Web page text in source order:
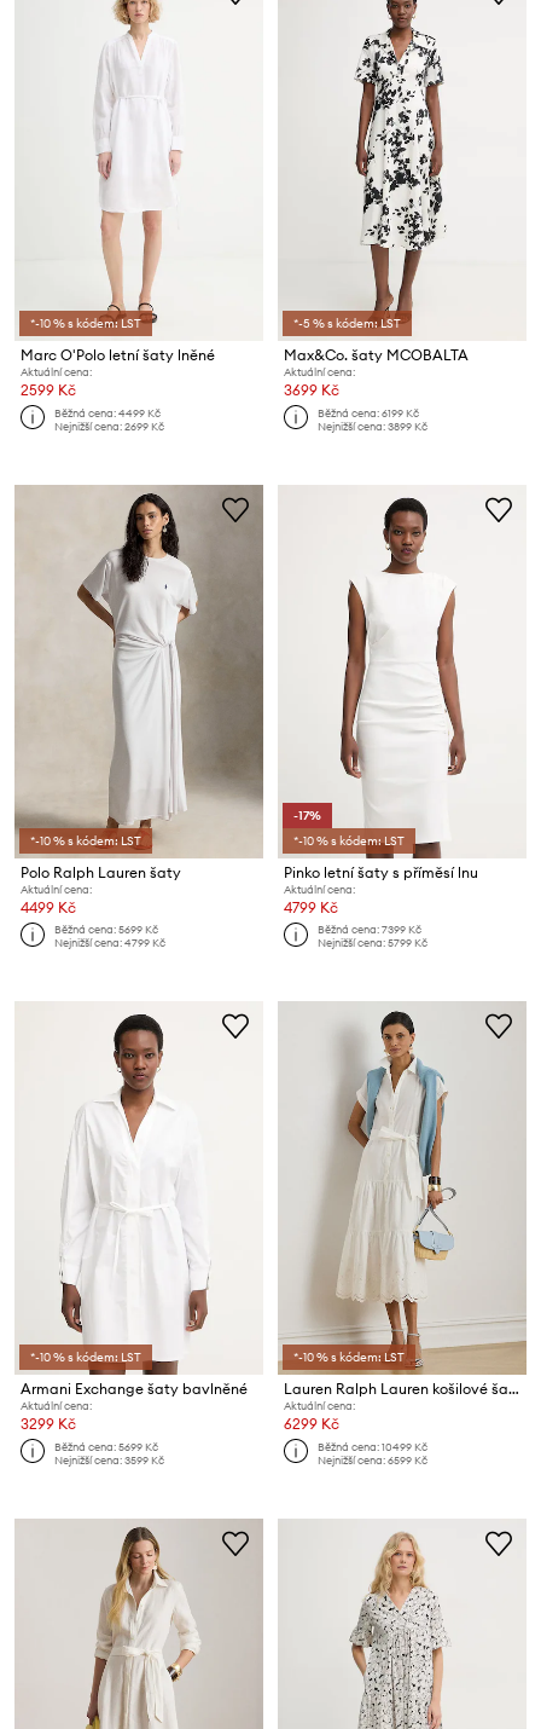
*-10 % s kódem: LST
Marc O'Polo letní šaty lněné
Aktuální cena:
2599 Kč
Běžná cena:4499 Kč
Nejnižší cena:2699 Kč
*-5 % s kódem: LST
Max&Co. šaty MCOBALTA
Aktuální cena:
3699 Kč
Běžná cena:6199 Kč
Nejnižší cena:3899 Kč
*-10 % s kódem: LST
Polo Ralph Lauren šaty
Aktuální cena:
4499 Kč
Běžná cena:5699 Kč
Nejnižší cena:4799 Kč
-17%
*-10 % s kódem: LST
Pinko letní šaty s příměsí lnu
Aktuální cena:
4799 Kč
Běžná cena:7399 Kč
Nejnižší cena:5799 Kč
*-10 % s kódem: LST
Armani Exchange šaty bavlněné
Aktuální cena:
3299 Kč
Běžná cena:5699 Kč
Nejnižší cena:3599 Kč
*-10 % s kódem: LST
Lauren Ralph Lauren košilové šaty bavlněné
Aktuální cena:
6299 Kč
Běžná cena:10499 Kč
Nejnižší cena:6599 Kč